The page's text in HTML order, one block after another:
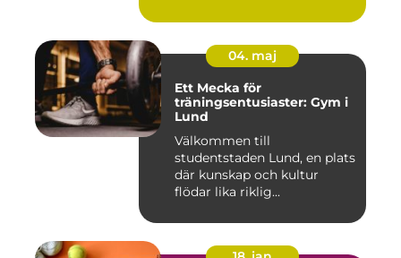
04. maj
Ett Mecka för
träningsentusiaster: Gym i
Lund
Välkommen till
studentstaden Lund, en plats
där kunskap och kultur
flödar lika riklig...